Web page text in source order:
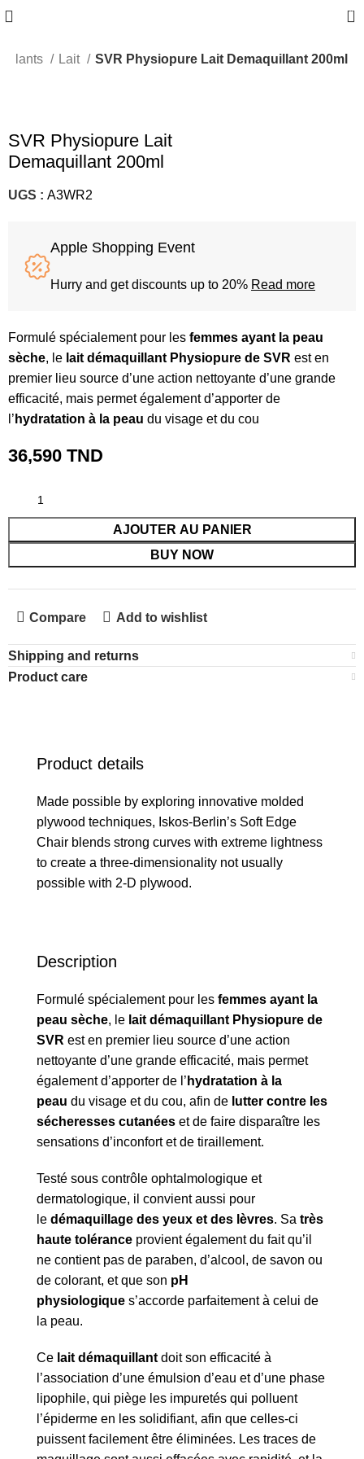
0
Lait SVR Physiopure Lait Demaquillant 200ml
SVR Physiopure Lait
Demaquillant 200ml
UGS :A3WR2
Apple Shopping Event
Hurry and get discounts up to 20% Read more
Formulé spécialement pour les femmes ayant la peau
sèche, le lait démaquillant Physiopure de SVR est en
premier lieu source d’une action nettoyante d’une grande
efficacité, mais permet également d’apporter de
l’ hydratation à la peau du visage et du cou
36,590TND
AJOUTER AU PANIER
BUY NOW
Compare Add to wishlist
Shipping and returns
Product care
Product details
Made possible by exploring innovative molded
plywood techniques, Iskos-Berlin’s Soft Edge
Chair blends strong curves with extreme lightness
to create a three-dimensionality not usually
possible with 2-D plywood.
Description
Formulé spécialement pour les femmes ayant la
peau sèche, le lait démaquillant Physiopure de
SVR est en premier lieu source d’une action
nettoyante d’une grande efficacité, mais permet
également d’apporter de l’ hydratation à la
peau du visage et du cou, afin de lutter contre les
sécheresses cutanées et de faire disparaître les
sensations d’inconfort et de tiraillement.
Testé sous contrôle ophtalmologique et
dermatologique, il convient aussi pour
le démaquillage des yeux et des lèvres. Sa très
haute tolérance provient également du fait qu’il
ne contient pas de paraben, d’alcool, de savon ou
de colorant, et que son pH
physiologique s’accorde parfaitement à celui de
la peau.
Ce lait démaquillant doit son efficacité à
l’association d’une émulsion d’eau et d’une phase
lipophile, qui piège les impuretés qui polluent
l’épiderme en les solidifiant, afin que celles-ci
puissent facilement être éliminées. Les traces de